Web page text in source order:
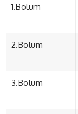
1.Bölüm
2.Bölüm
3.Bölüm